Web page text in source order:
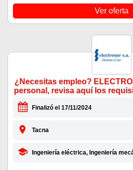
Ver oferta
¿Necesitas empleo?
personal, revisa aquí los
Finalizó el 17/11/2024
Tacna
Ingeniería eléctrica, Ingeniería